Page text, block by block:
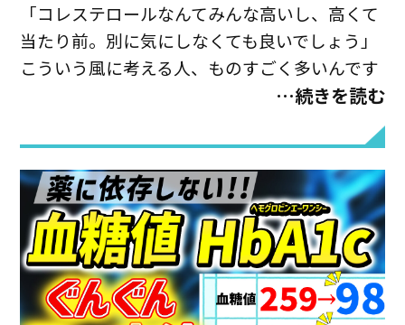
「コレステロールなんてみんな高いし、高くて
当たり前。別に気にしなくても良いでしょう」
こういう風に考える人、ものすごく多いんです
が、これは大きな間違い。 悪玉コレステロール
管の中で動脈硬化が進行します。 血管の壁にべ
っとりと溜まったコレステロールの山は、放置
しておくといつの日か血管を完全に詰まらせて
しまい、それが心臓で起きれば心筋梗塞、脳で
起きれば脳梗塞に繋がりかねません。 症状が出
ない病気だからこそ、健康診断で早く異常を見
つけて、対応することが重要なんですね。 そし
…続きを読む